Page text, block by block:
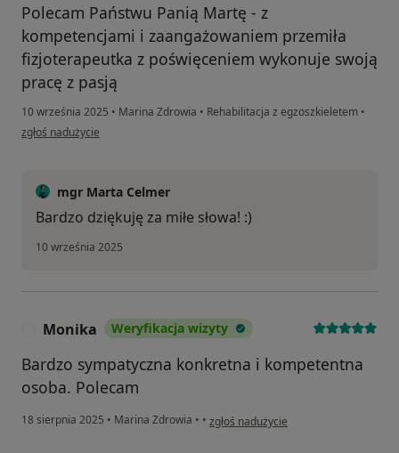
Polecam Państwu Panią Martę - z
kompetencjami i zaangażowaniem przemiła
fizjoterapeutka z poświęceniem wykonuje swoją
pracę z pasją
10 września 2025 • Marina Zdrowia • Rehabilitacja z egzoszkieletem •
w opinii użytkownika Dorota
zgłoś nadużycie
mgr Marta Celmer
Bardzo dziękuję za miłe słowa! :)
10 września 2025
Monika Weryfikacja wizyty
Bardzo sympatyczna konkretna i kompetentna
osoba. Polecam
18 sierpnia 2025 • Marina Zdrowia • • w opinii użytkownika Monika
zgłoś nadużycie